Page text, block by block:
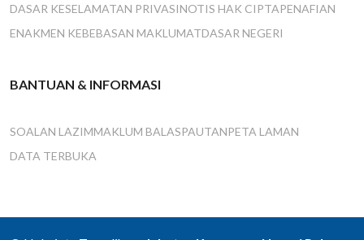
DASAR KESELAMATAN PRIVASINOTIS HAK CIPTAPENAFIAN
ENAKMEN KEBEBASAN MAKLUMATDASAR NEGERI
BANTUAN & INFORMASI
SOALAN LAZIMMAKLUM BALASPAUTANPETA LAMAN
DATA TERBUKA